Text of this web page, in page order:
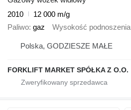
2010
12 000 m/g
Paliwo gaz Wysokość podnoszenia
Polska, GODZIESZE MAŁE
FORKLIFT MARKET SPÓŁKA Z O.O.